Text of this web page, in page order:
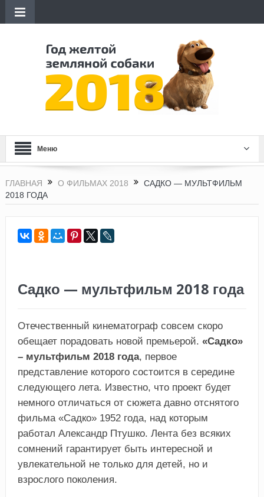
Меню
ГЛАВНАЯ О ФИЛЬМАХ 2018
САДКО — МУЛЬТФИЛЬМ
2018 ГОДА
Садко — мультфильм 2018 года
Отечественный кинематограф совсем скоро
обещает порадовать новой премьерой. «Садко»
– мультфильм 2018 года, первое
представление которого состоится в середине
следующего лета. Известно, что проект будет
немного отличаться от сюжета давно отснятого
фильма «Садко» 1952 года, над которым
работал Александр Птушко. Лента без всяких
сомнений гарантирует быть интересной и
увлекательной не только для детей, но и
взрослого поколения.